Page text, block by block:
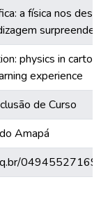
a física nos
physics in
experience
de Curso
Amapá